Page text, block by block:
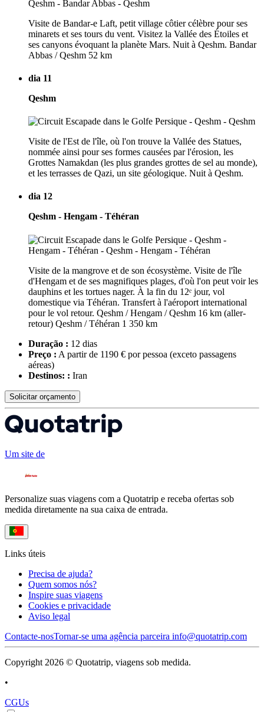
Visite de Bandar-e Laft, petit village côtier célèbre pour ses
minarets et ses tours du vent. Visitez la Vallée des Étoiles et
ses canyons évoquant la planète Mars. Nuit à Qeshm. Bandar
Abbas / Qeshm 52 km
dia 11
Qeshm
Visite de l'Est de l'île, où l'on trouve la Vallée des Statues,
nommée ainsi pour ses formes causées par l'érosion, les
Grottes Namakdan (les plus grandes grottes de sel au monde),
et les terrasses de Qazi, un site géologique. Nuit à Qeshm.
dia 12
Qeshm - Hengam - Téhéran
Visite de la mangrove et de son écosystème. Visite de l'île
d'Hengam et de ses magnifiques plages, d'où l'on peut voir les
dauphins et les tortues nager. À la fin du 12ᵉ jour, vol
domestique via Téhéran. Transfert à l'aéroport international
pour le vol retour. Qeshm / Hengam / Qeshm 16 km (aller-
retour) Qeshm / Téhéran 1 350 km
Duração : 12 dias
Preço : A partir de 1190 € por pessoa (exceto passagens
aéreas)
Destinos: : Iran
Solicitar orçamento
Um site de
Personalize suas viagens com a Quotatrip e receba ofertas sob
medida diretamente na sua caixa de entrada.
Links úteis
Precisa de ajuda?
Quem somos nós?
Inspire suas viagens
Cookies e privacidade
Aviso legal
Contacte-nosTornar-se uma agência parceira info@quotatrip.com
Copyright 2026 © Quotatrip, viagens sob medida.
•
CGUs